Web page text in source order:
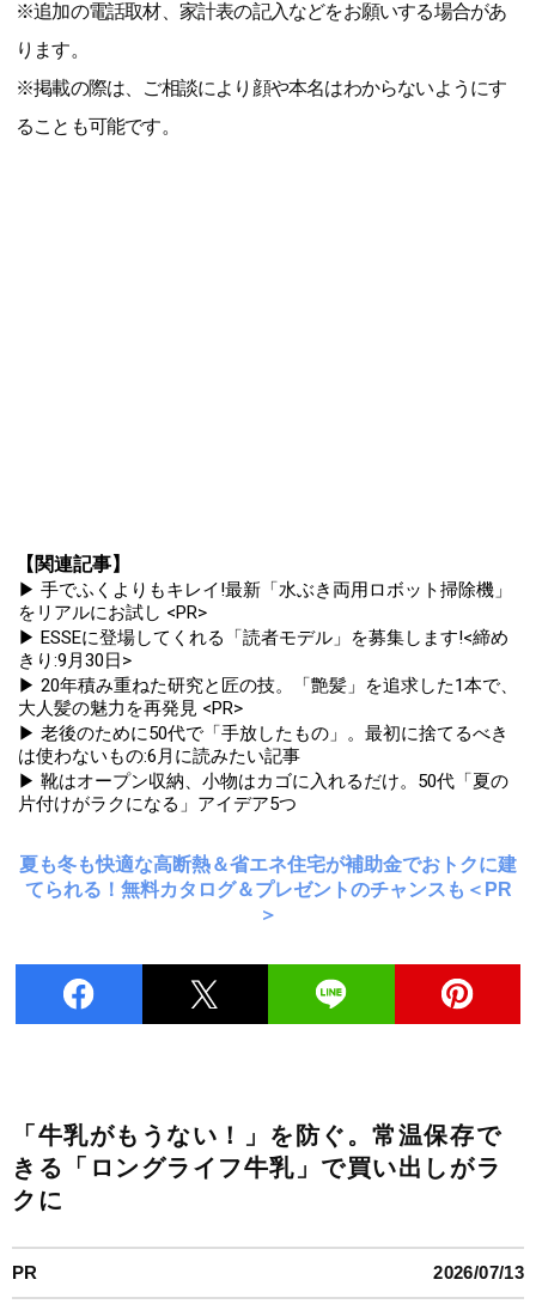
※追加の電話取材、家計表の記入などをお願いする場合があ
ります。
※掲載の際は、ご相談により顔や本名はわからないようにす
ることも可能です。
【関連記事】
▶ 手でふくよりもキレイ!最新「水ぶき両用ロボット掃除機」
をリアルにお試し <PR>
▶ ESSEに登場してくれる「読者モデル」を募集します!<締め
きり:9月30日>
▶ 20年積み重ねた研究と匠の技。「艶髪」を追求した1本で、
大人髪の魅力を再発見 <PR>
▶ 老後のために50代で「手放したもの」。最初に捨てるべき
は使わないもの:6月に読みたい記事
▶ 靴はオープン収納、小物はカゴに入れるだけ。50代「夏の
片付けがラクになる」アイデア5つ
夏も冬も快適な高断熱＆省エネ住宅が補助金でおトクに建
てられる！無料カタログ＆プレゼントのチャンスも＜PR
＞
「牛乳がもうない！」を防ぐ。常温保存で
きる「ロングライフ牛乳」で買い出しがラ
クに
PR 2026/07/13